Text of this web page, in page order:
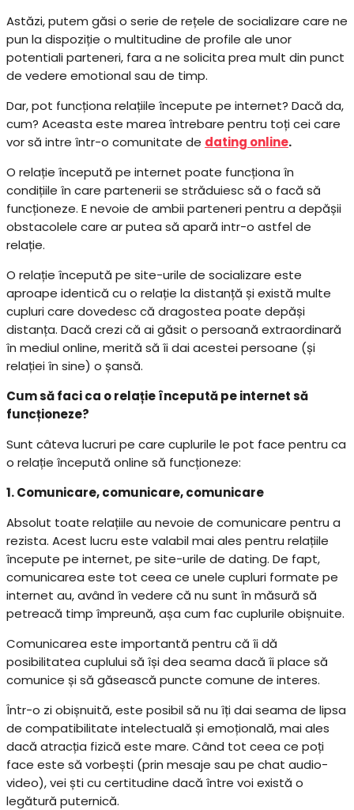
Astăzi, putem găsi o serie de rețele de socializare care ne
pun la dispoziție o multitudine de profile ale unor
potentiali parteneri, fara a ne solicita prea mult din punct
de vedere emotional sau de timp.
Dar, pot funcționa relațiile începute pe internet? Dacă da,
cum? Aceasta este marea întrebare pentru toți cei care
vor să intre într-o comunitate de dating online.
O relație începută pe internet poate funcționa în
condițiile în care partenerii se străduiesc să o facă să
funcționeze. E nevoie de ambii parteneri pentru a depășii
obstacolele care ar putea să apară intr-o astfel de
relație.
O relație începută pe site-urile de socializare este
aproape identică cu o relație la distanță și există multe
cupluri care dovedesc că dragostea poate depăși
distanța. Dacă crezi că ai găsit o persoană extraordinară
în mediul online, merită să îi dai acestei persoane (și
relației în sine) o șansă.
Cum să faci ca o relație începută pe internet să
funcționeze?
Sunt câteva lucruri pe care cuplurile le pot face pentru ca
o relație începută online să funcționeze:
1. Comunicare, comunicare, comunicare
Absolut toate relațiile au nevoie de comunicare pentru a
rezista. Acest lucru este valabil mai ales pentru relațiile
începute pe internet, pe site-urile de dating. De fapt,
comunicarea este tot ceea ce unele cupluri formate pe
internet au, având în vedere că nu sunt în măsură să
petreacă timp împreună, așa cum fac cuplurile obișnuite.
Comunicarea este importantă pentru că îi dă
posibilitatea cuplului să își dea seama dacă îi place să
comunice și să găsească puncte comune de interes.
Într-o zi obișnuită, este posibil să nu îți dai seama de lipsa
de compatibilitate intelectuală și emoțională, mai ales
dacă atracția fizică este mare. Când tot ceea ce poți
face este să vorbești (prin mesaje sau pe chat audio-
video), vei ști cu certitudine dacă între voi există o
legătură puternică.